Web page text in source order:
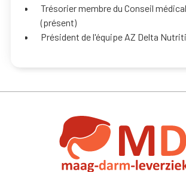
Trésorier membre du Conseil
(présent)
Président de l'équipe AZ Delta